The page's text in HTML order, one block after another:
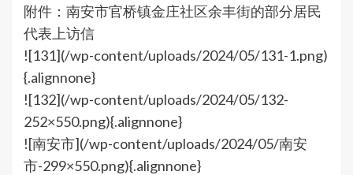
附件：南安市官桥镇金庄社区余丰街的部分居民
代表上访信
![131](/wp-content/uploads/2024/05/131-1.png)
{.alignnone}
![132](/wp-content/uploads/2024/05/132-
252×550.png){.alignnone}
![南安市](/wp-content/uploads/2024/05/南安
市-299×550.png){.alignnone}